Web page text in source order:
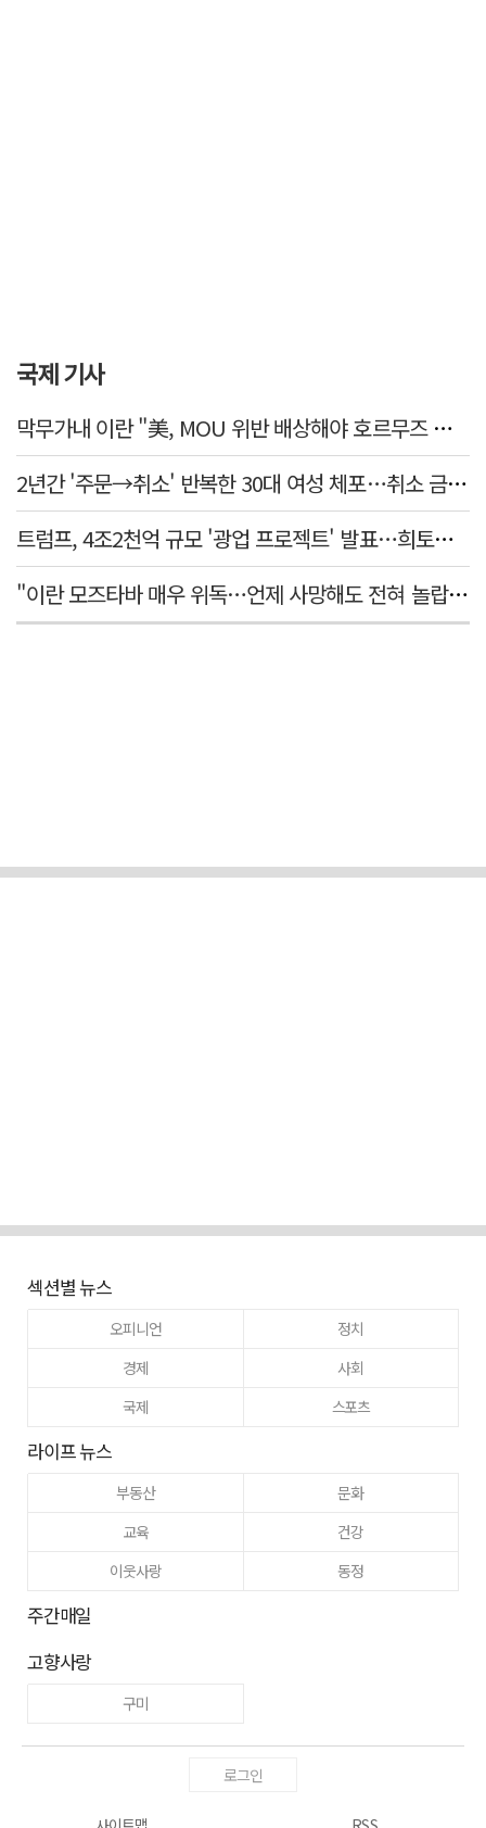
국제 기사
막무가내 이란 "美, MOU 위반 배상해야 호르무즈 재개방"
2년간 '주문→취소' 반복한 30대 여성 체포…취소 금액만 400억 원
트럼프, 4조2천억 규모 '광업 프로젝트' 발표…희토류 탈중국 속도
"이란 모즈타바 매우 위독…언제 사망해도 전혀 놀랍지 않아"
섹션별 뉴스
오피니언
정치
경제
사회
국제
스포츠
라이프 뉴스
부동산
문화
교육
건강
이웃사랑
동정
주간매일
고향사랑
구미
로그인